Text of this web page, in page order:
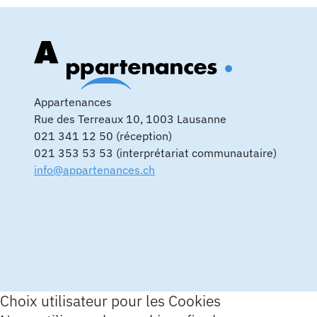
Appartenances
Rue des Terreaux 10, 1003 Lausanne
021 341 12 50 (réception)
021 353 53 53 (interprétariat communautaire)
info@appartenances.ch
Choix utilisateur pour les Cookies